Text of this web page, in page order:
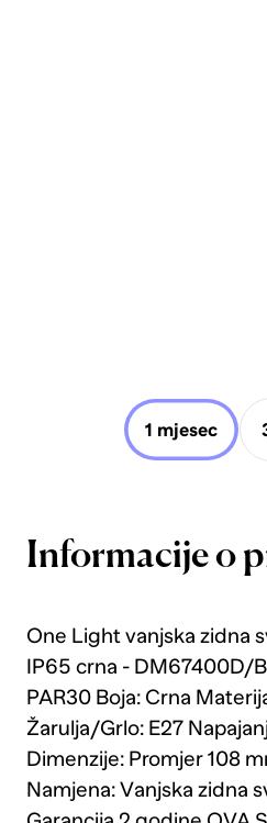
1 mjesec
Informacije o
One Light vanjska zidna
IP65 crna - DM67400D/
PAR30 Boja: Crna
Žarulja/Grlo: E27
Dimenzije: Promjer 108
Namjena: Vanjska zidna